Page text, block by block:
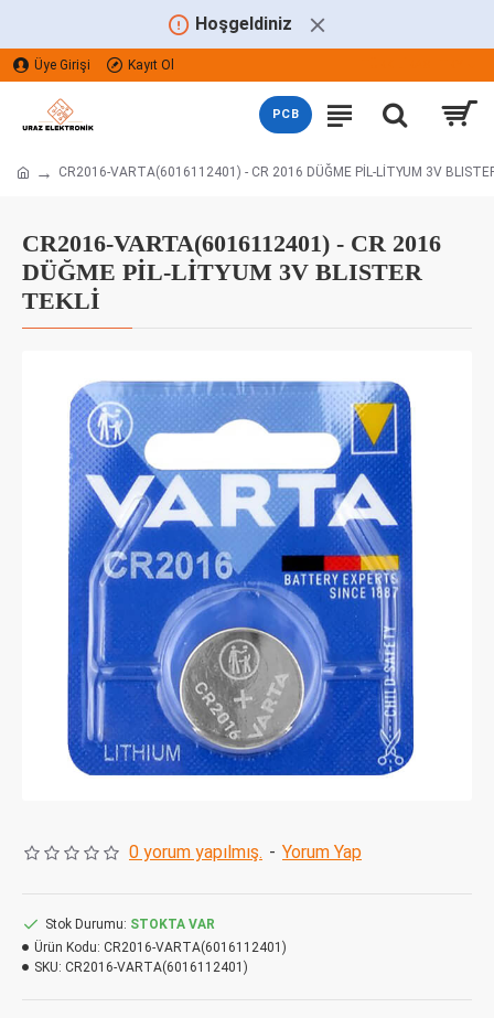
Hoşgeldiniz
Üye Girişi Kayıt Ol
PCB
CR2016-VARTA(6016112401) - CR 2016 DÜĞME PİL-LİTYUM 3V
CR2016-VARTA(6016112401) - CR 2016
DÜĞME PİL-LİTYUM 3V BLISTER
TEKLİ
0 yorum yapılmış. - Yorum Yap
Stok Durumu: STOKTA VAR
Ürün Kodu: CR2016-VARTA(6016112401)
SKU: CR2016-VARTA(6016112401)